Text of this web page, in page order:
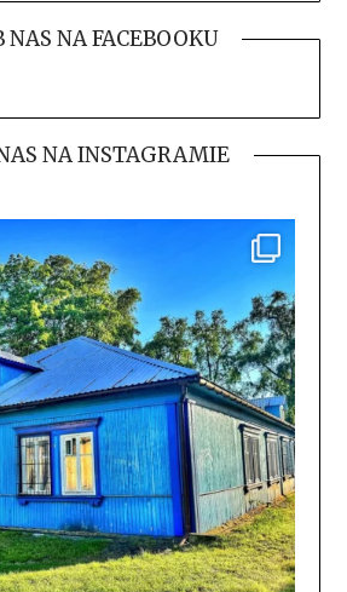
NAS NA FACEBOOKU
NA INSTAGRAMIE